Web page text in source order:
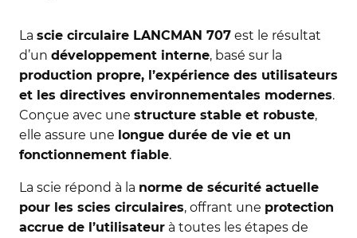
La scie circulaire LANCMAN 707est le résultat
d’un développement interne, basé sur la
production propre, l’expérience des utilisateurs
et les directives environnementales modernes.
Conçue avec une structure stable et robuste,
elle assure une longue durée de vie et un
fonctionnement fiable.
La scie répond à la norme de sécurité actuelle
pour les scies circulaires, offrant une protection
accrue de l’utilisateurà toutes les étapes de